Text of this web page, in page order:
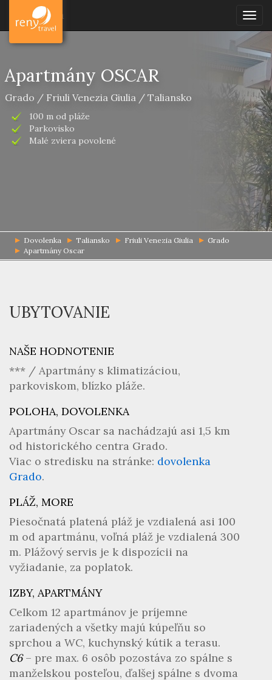
Apartmány OSCAR
Grado / Friuli Venezia Giulia / Taliansko
100 m od pláže
Parkovisko
Malé zviera povolené
Dovolenka Taliansko Friuli Venezia Giulia
Grado
Apartmány Oscar
UBYTOVANIE
NAŠE HODNOTENIE
*** / Apartmány s klimatizáciou,
parkoviskom, blízko pláže.
POLOHA, DOVOLENKA
Apartmány Oscar sa nachádzajú asi 1,5 km
od historického centra Grado.
Viac o stredisku na stránke: dovolenka
Grado.
PLÁŽ, MORE
Piesočnatá platená pláž je vzdialená asi 100
m od apartmánu, voľná pláž je vzdialená 300
m. Plážový servis je k dispozícii na
vyžiadanie, za poplatok.
IZBY, APARTMÁNY
Celkom 12 apartmánov je príjemne
zariadených a všetky majú kúpeľňu so
sprchou a WC, kuchynský kútik a terasu.
C6– pre max. 6 osôb pozostáva zo spálne s
manželskou posteľou, ďalšej spálne s dvoma
Dovolenka